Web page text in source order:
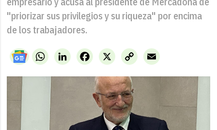
"priorizar sus privilegios y su riqueza" por encima
de los trabajadores.
WhatsAppLinkedIn X
Facebook
Copy
Link
Email